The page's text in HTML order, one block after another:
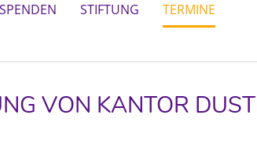
SPENDEN STIFTUNG
TERMINE
VON KANTOR DUST